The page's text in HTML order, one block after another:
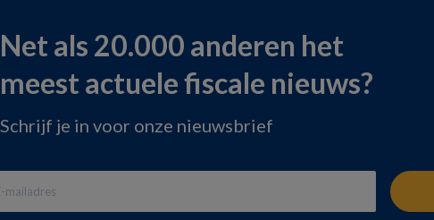
Net als 20.000 anderen het
meest actuele fiscale nieuws?
Schrijf je in voor onze nieuwsbrief